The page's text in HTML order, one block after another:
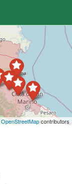
OpenStreetMapcontributors